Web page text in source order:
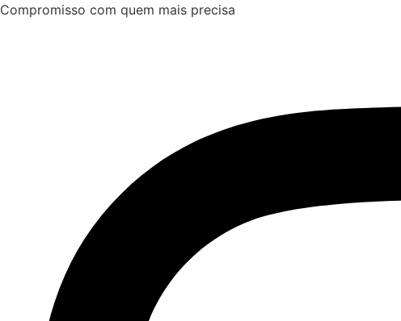
Ir
Compromisso com quem mais precisa